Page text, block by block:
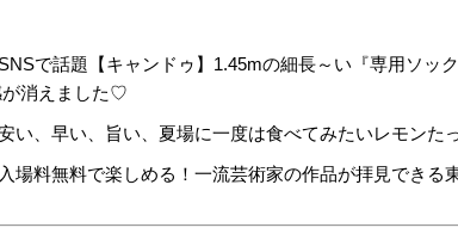
で話題【キャンドゥ】1.45mの細長～い『専用ソッ
消えました♡
い、早い、旨い、夏場に一度は食べてみたいレモンた
場料無料で楽しめる！一流芸術家の作品が拝見できる